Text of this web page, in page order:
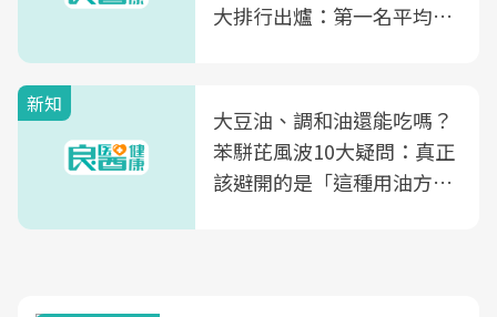
大排行出爐：第一名平均一
新知
大豆油、調和油還能吃嗎？
苯駢芘風波10大疑問：真正
該避開的是「這種用油方